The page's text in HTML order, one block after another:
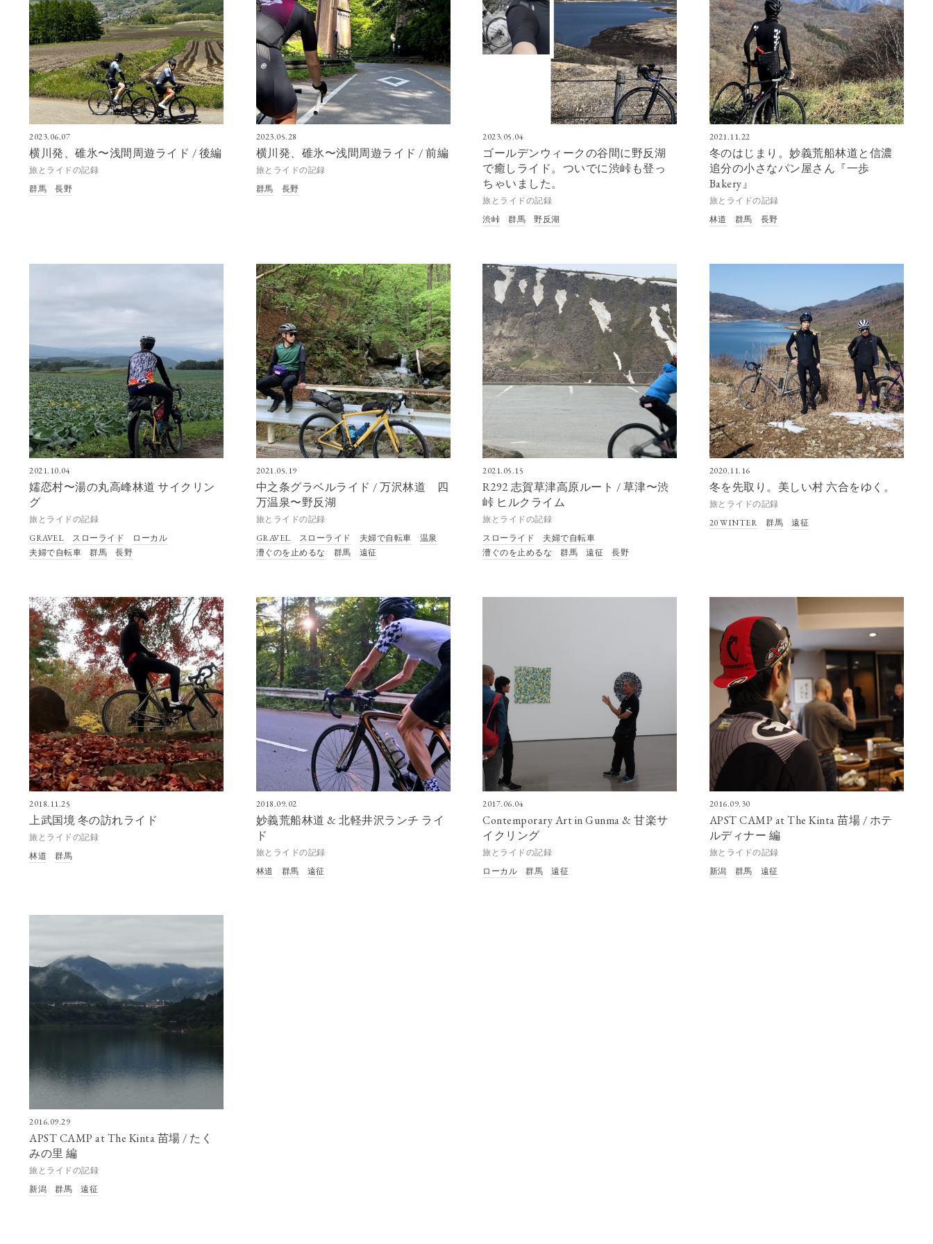
2023.06.07
横川発、碓氷〜浅間周遊ライド / 後編
旅とライドの記録
群馬
長野
2023.05.28
横川発、碓氷〜浅間周遊ライド / 前編
旅とライドの記録
群馬
長野
2023.05.04
ゴールデンウィークの谷間に野反湖
で癒しライド。ついでに渋峠も登っ
ちゃいました。
旅とライドの記録
渋峠
群馬 野反湖
2021.11.22
冬のはじまり。妙義荒船林道と信濃
追分の小さなパン屋さん『一歩
Bakery』
旅とライドの記録
林道
群馬 長野
2021.10.04
嬬恋村〜湯の丸高峰林道 サイクリン
グ
旅とライドの記録
GRAVEL
スローライド
ローカル
夫婦で自転車
群馬 長野
2021.05.19
中之条グラベルライド / 万沢林道 四
万温泉〜野反湖
旅とライドの記録
GRAVEL
スローライド 夫婦で自転車
温泉
漕ぐのを止めるな
群馬 遠征
2021.05.15
R292 志賀草津高原ルート / 草津〜渋
峠 ヒルクライム
旅とライドの記録
スローライド
夫婦で自転車
漕ぐのを止めるな
群馬 遠征 長野
2020.11.16
冬を先取り。美しい村 六合をゆく。
旅とライドの記録
20 WINTER
群馬 遠征
2018.11.25
上武国境 冬の訪れライド
旅とライドの記録
林道
群馬
2018.09.02
妙義荒船林道 & 北軽井沢ランチ ライ
ド
旅とライドの記録
林道
群馬 遠征
2017.06.04
Contemporary Art in Gunma & 甘楽サ
イクリング
旅とライドの記録
ローカル
群馬 遠征
2016.09.30
APST CAMP at The Kinta 苗場 / ホテ
ルディナー 編
旅とライドの記録
新潟
群馬 遠征
2016.09.29
APST CAMP at The Kinta 苗場 / たく
みの里 編
旅とライドの記録
新潟
群馬 遠征